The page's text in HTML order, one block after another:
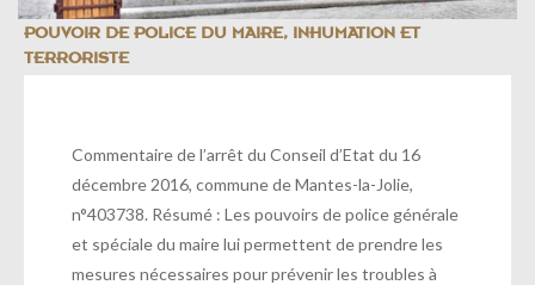
POUVOIR DE POLICE DU MAIRE, INHUMATION ET
TERRORISTE
Commentaire de l’arrêt du Conseil d’Etat du 16
décembre 2016, commune de Mantes-la-Jolie,
n°403738. Résumé : Les pouvoirs de police générale
et spéciale du maire lui permettent de prendre les
mesures nécessaires pour prévenir les troubles à